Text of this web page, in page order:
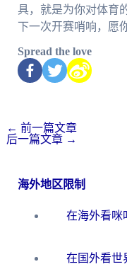
具，就是为你对体育
下一次开赛哨响，愿
Spread the love
← 前一篇文章
后一篇文章 →
海外地区限制